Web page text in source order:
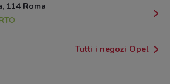
114 Roma
Tutti i negozi Opel